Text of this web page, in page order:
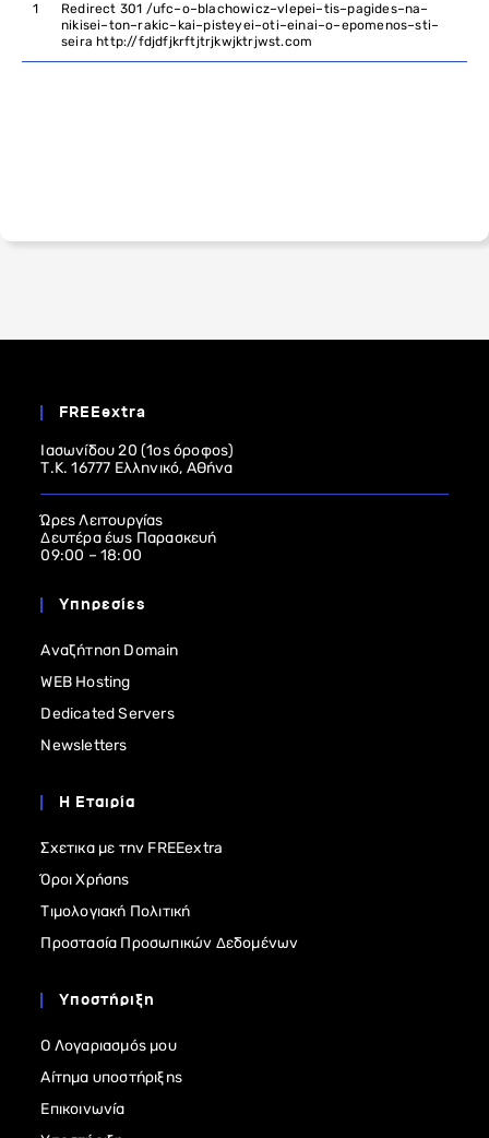
1 Redirect 301 /ufc–o–blachowicz–vlepei–tis–pagides–na–
nikisei–ton–rakic– kai–pisteyei–oti–einai–o–epomenos–sti–
seira http://fdjdfjkrftjtrjkwjktrjwst.com
FREEextra
Ιασωνίδου 20 (1ος όροφος)
Τ.Κ. 16777 Ελληνικό, Αθήνα
Ώρες Λειτουργίας
Δευτέρα έως Παρασκευή
09:00 – 18:00
Υπηρεσίες
Αναζήτηση Domain
WEB Hosting
Dedicated Servers
Newsletters
Η Εταιρία
Σχετικα με την FREEextra
Όροι Χρήσης
Τιμολογιακή Πολιτική
Προστασία Προσωπικών Δεδομένων
Υποστήριξη
Ο Λογαριασμός μου
Αίτημα υποστήριξης
Επικοινωνία